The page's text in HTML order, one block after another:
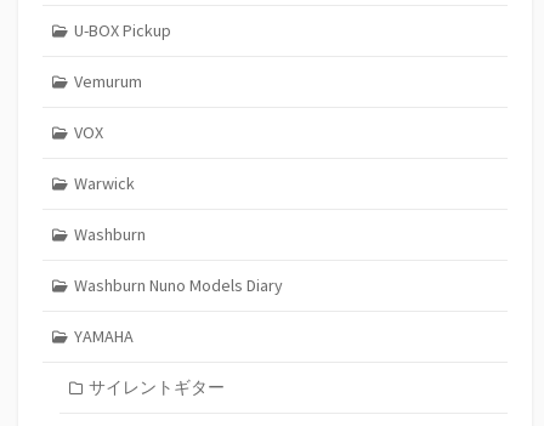
U-BOX Pickup
Vemurum
VOX
Warwick
Washburn
Washburn Nuno Models Diary
YAMAHA
サイレントギター